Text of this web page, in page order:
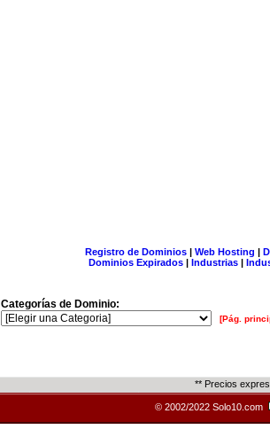
Registro de Dominios| Web Hosting |
Dominios Expirados | Industrias |
Categorías de Dominio:
[Pág.
** Precios
© 2002/2022 Solo10.com